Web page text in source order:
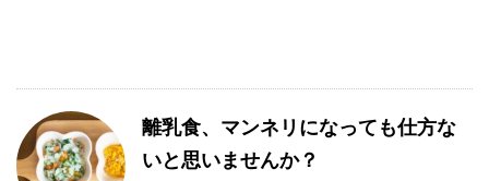
離乳食、マンネリになっても仕方な
いと思いませんか？